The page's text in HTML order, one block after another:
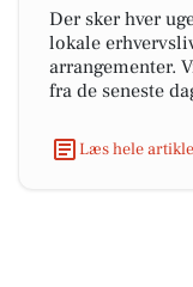
Der sker hver
lokale
arrangementer.
fra de seneste
Læs hele